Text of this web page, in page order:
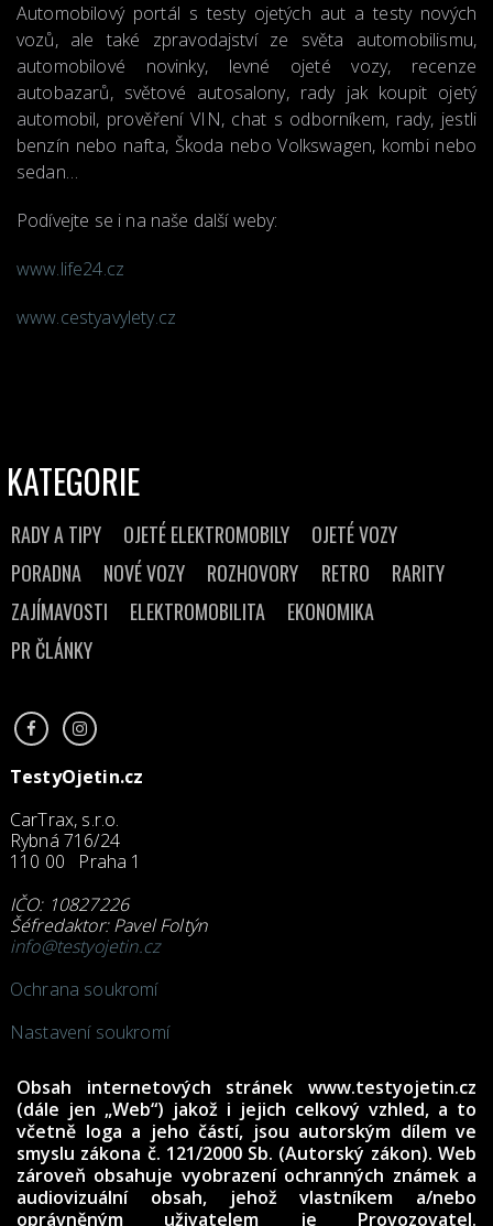
Automobilový portál s testy ojetých aut a testy nových
vozů, ale také zpravodajství ze světa automobilismu,
automobilové novinky, levné ojeté vozy, recenze
autobazarů, světové autosalony, rady jak koupit ojetý
automobil, prověření VIN, chat s odborníkem, rady, jestli
benzín nebo nafta, Škoda nebo Volkswagen, kombi nebo
sedan…
Podívejte se i na naše další weby:
www.life24.cz
www.cestyavylety.cz
KATEGORIE
RADY A TIPY OJETÉ ELEKTROMOBILY
OJETÉ VOZY
PORADNA
NOVÉ VOZY ROZHOVORY RETRO
RARITY
ZAJÍMAVOSTI
ELEKTROMOBILITA
EKONOMIKA
PR ČLÁNKY
TestyOjetin.cz
CarTrax, s.r.o.
Rybná 716/24
110 00 Praha 1
IČO: 10827226
Šéfredaktor: Pavel Foltýn
info@testyojetin.cz
Ochrana soukromí
Nastavení soukromí
Obsah internetových stránek www.testyojetin.cz
(dále jen „Web“) jakož i jejich celkový vzhled, a to
včetně loga a jeho částí, jsou autorským dílem ve
smyslu zákona č. 121/2000 Sb. (Autorský zákon). Web
zároveň obsahuje vyobrazení ochranných známek a
audiovizuální obsah, jehož vlastníkem a/nebo
oprávněným uživatelem je Provozovatel.